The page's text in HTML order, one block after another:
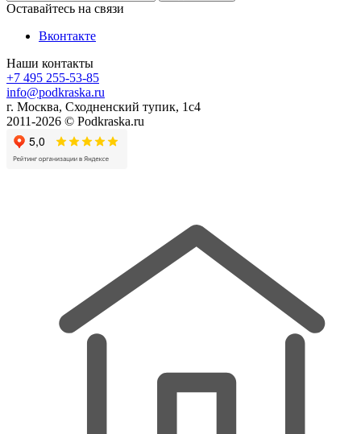
Оставайтесь на связи
Вконтакте
Наши контакты
+7 495 255-53-85
info@podkraska.ru
г. Москва, Сходненский тупик, 1с4
2011-2026 © Podkraska.ru